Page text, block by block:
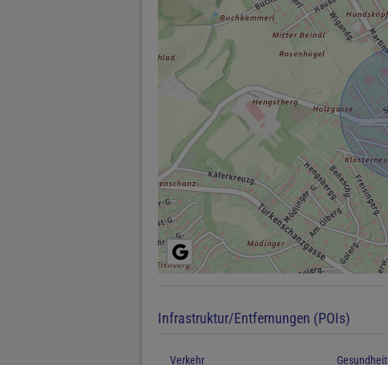
Infrastruktur/Entfernungen (POIs)
Verkehr Gesundheit